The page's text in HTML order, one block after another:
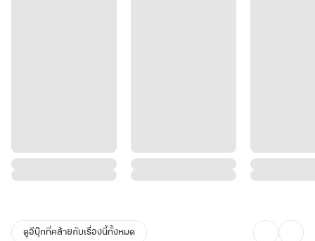
ดูอีบุ๊กที่คล้ายกับเรื่องนี้ทั้งหมด